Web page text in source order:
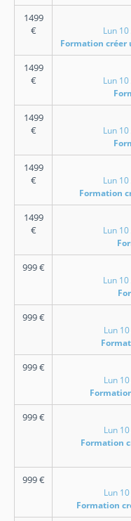
1499
€
Lun
Formation créer
1499
€
Lun
1499
€
Lun
1499
€
Lun
Formation
1499
€
Lun
999€
Lun
999€
Lun
999€
Lun
999€
Lun
Formation
999€
Lun
Formation